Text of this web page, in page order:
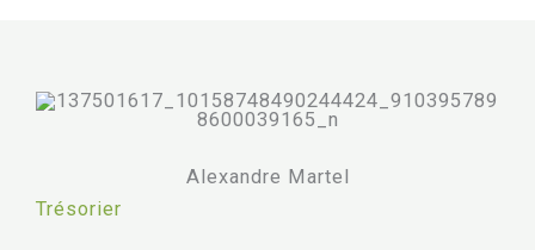
Alexandre Martel
Trésorier